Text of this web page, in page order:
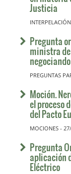
Justicia
Pregunta
ministra
PREGUNTAS
Moción.
el proceso
del Pacto
MOCIONES -
Pregunta
aplicación
Eléctrico